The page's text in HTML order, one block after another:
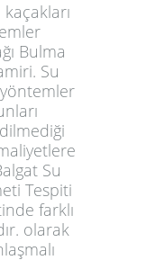
Bulma
Su
Su
Tespiti
farklı
olarak